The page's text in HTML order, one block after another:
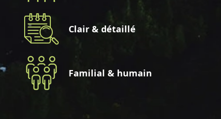
Clair & détaillé
Familial & humain